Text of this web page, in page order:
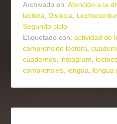
Archivado en:Atención a la
lectora
Dislexia
Segundo ciclo
Etiquetado con:actividad de
comprensión lectora ,
cuadernos instagram
comprensiva
lengua lengua